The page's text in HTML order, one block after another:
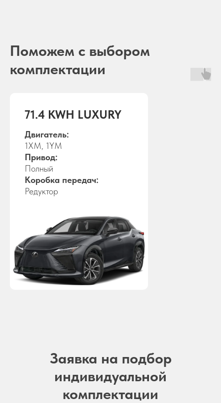
Поможем с выбором
комплектации
71.4 KWH LUXURY
Двигатель:
1XM, 1YM
Привод:
Полный
Коробка передач:
Редуктор
Заявка на подбор
индивидуальной
комплектации